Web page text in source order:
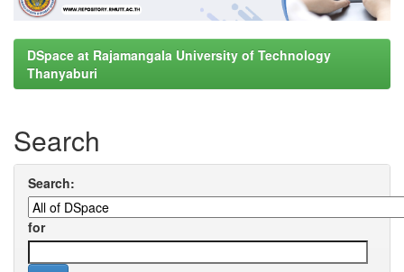
DSpace at Rajamangala University of Technology
Thanyaburi
Search
Search:
for